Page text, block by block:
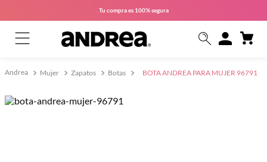
Tu compra es 100% segura
Mujer Zapatos Botas BOTA ANDREA PARA MUJER 96791